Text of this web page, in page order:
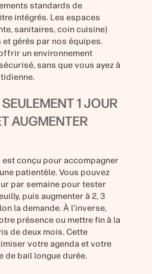
standards de
intégrés. Les espaces
sanitaires, coin cuisine)
gérés par nos équipes.
un environnement
sans que vous ayez à
1 JOUR
AUGMENTER
est conçu pour accompagner
patientèle. Vous pouvez
par semaine pour tester
puis augmenter à 2, 3
la demande. À l’inverse,
présence ou mettre fin à la
de deux mois. Cette
votre agenda et votre
de bail longue durée.